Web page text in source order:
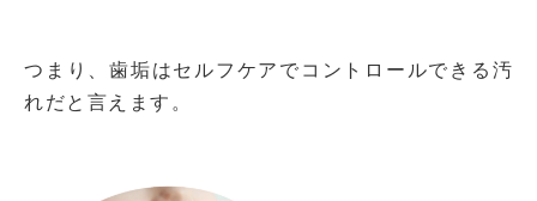
つまり、歯垢はセルフケアでコントロールできる汚
れだと言えます。